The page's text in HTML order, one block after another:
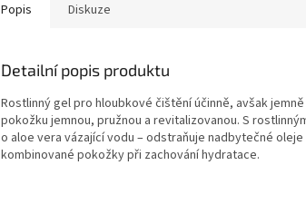
Popis Diskuze
Detailní popis produktu
Rostlinný gel pro hloubkové čištění účinně, avšak
pokožku jemnou, pružnou a revitalizovanou. S
o aloe vera vázající vodu – odstraňuje nadbytečné
kombinované pokožky při zachování hydratace.